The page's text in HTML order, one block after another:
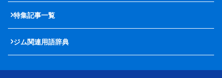
特集記事一覧
ジム関連用語辞典